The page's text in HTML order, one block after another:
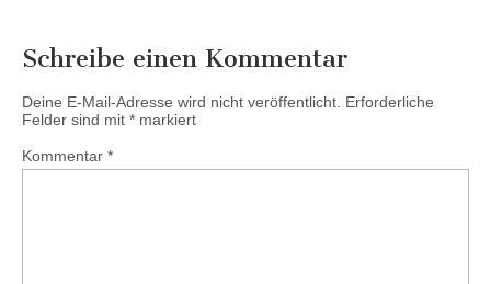
Schreibe einen Kommentar
Deine E-Mail-Adresse wird nicht veröffentlicht. Erforderliche
Felder sind mit * markiert
Kommentar *